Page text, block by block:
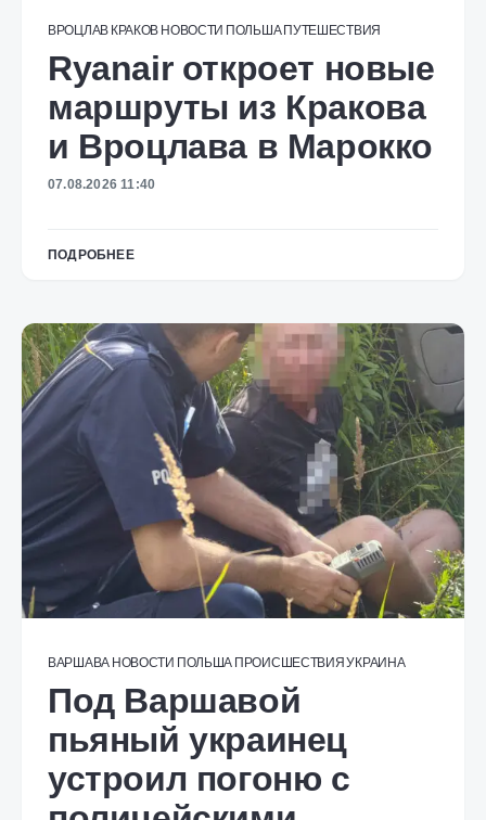
ВРОЦЛАВ КРАКОВ НОВОСТИ ПОЛЬША ПУТЕШЕСТВИЯ
Ryanair откроет новые
маршруты из Кракова
и Вроцлава в Марокко
07.08.2026 11:40
ПОДРОБНЕЕ
ВАРШАВА НОВОСТИ ПОЛЬША ПРОИСШЕСТВИЯ УКРАИНА
Под Варшавой
пьяный украинец
устроил погоню с